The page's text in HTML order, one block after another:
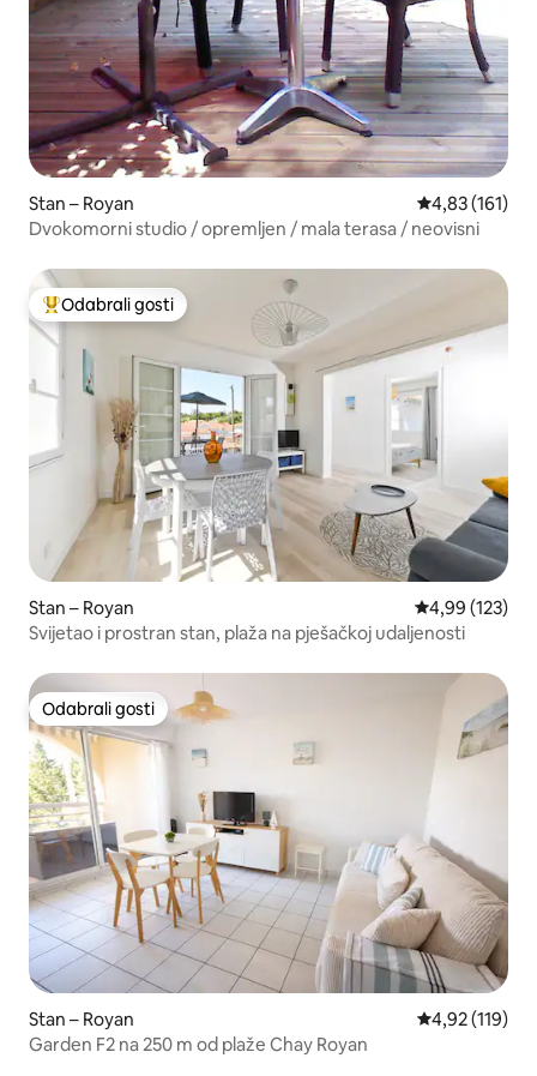
Stan – Royan Prosječna
4,83 (161)
Dvokomorni studio / opremljen / mala terasa / neovisni
Među najviše rangiranima s oznakom „Odabrali gosti”
Odabrali gosti
Stan – Royan Prosječna
4,99 (123)
Svijetao i prostran stan, plaža na pješačkoj udaljenosti
Odabrali gosti
Odabrali gosti
Stan – Royan Prosječna
4,92 (119)
Garden F2 na 250 m od plaže Chay Royan